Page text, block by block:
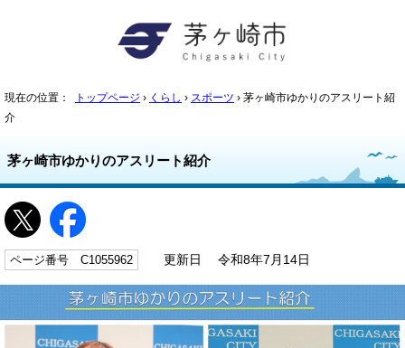
現在の位置： トップページ › くらし › スポーツ › 茅ヶ崎市ゆかりのアスリート紹
介
茅ヶ崎市ゆかりのアスリート紹介
ページ番号 C1055962 更新日 令和8年7月14日